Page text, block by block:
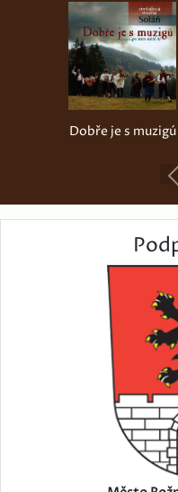
Dobře je s muzigú